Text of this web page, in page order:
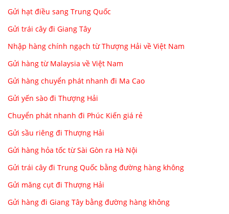
Gửi hạt điều sang Trung Quốc
Gửi trái cây đi Giang Tây
Nhập hàng chính ngạch từ Thượng Hải về Việt Nam
Gửi hàng từ Malaysia về Việt Nam
Gửi hàng chuyển phát nhanh đi Ma Cao
Gửi yến sào đi Thượng Hải
Chuyển phát nhanh đi Phúc Kiến giá rẻ
Gửi sầu riêng đi Thượng Hải
Gửi hàng hỏa tốc từ Sài Gòn ra Hà Nội
Gửi trái cây đi Trung Quốc bằng đường hàng không
Gửi măng cụt đi Thượng Hải
Gửi hàng đi Giang Tây bằng đường hàng không